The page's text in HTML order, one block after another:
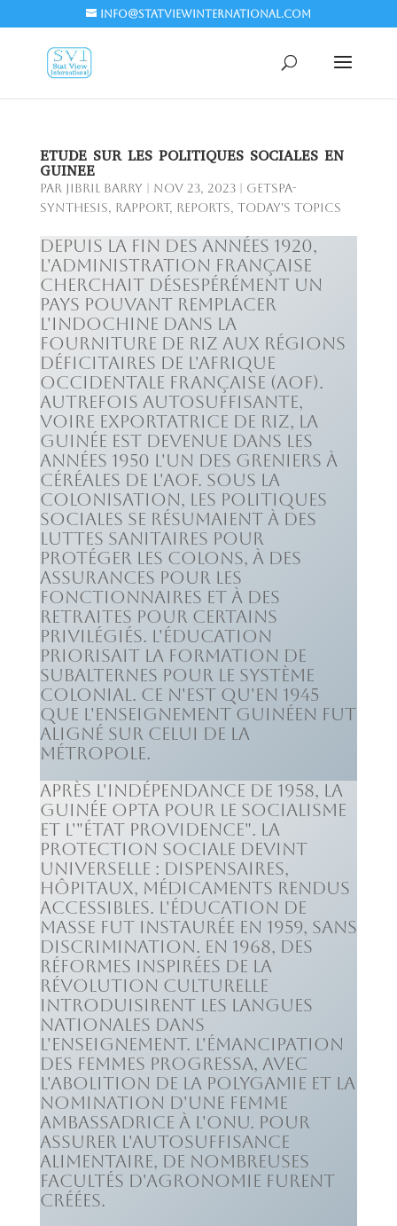
info@statviewinternational.com
ETUDE SUR LES POLITIQUES SOCIALES EN
GUINEE
par Jibril BARRY Nov 23, 2023| GETSPA-
SYNTHESIS, Rapport, Reports, Today's Topics
Depuis la fin des années 1920,
l'administration française
cherchait désespérément un
pays pouvant remplacer
l'Indochine dans la
fourniture de riz aux régions
déficitaires de l'Afrique
Occidentale Française (AOF).
Autrefois autosuffisante,
voire exportatrice de riz, la
Guinée est devenue dans les
années 1950 l'un des greniers à
céréales de l'AOF. Sous la
colonisation, les politiques
sociales se résumaient à des
luttes sanitaires pour
protéger les colons, à des
assurances pour les
fonctionnaires et à des
retraites pour certains
privilégiés. L'éducation
priorisait la formation de
subalternes pour le système
colonial. Ce n'est qu'en 1945
que l'enseignement guinéen fut
aligné sur celui de la
métropole.
Après l'indépendance de 1958, la
Guinée opta pour le socialisme
et l'"État providence". La
protection sociale devint
universelle : dispensaires,
hôpitaux, médicaments rendus
accessibles. L'éducation de
masse fut instaurée en 1959, sans
discrimination. En 1968, des
réformes inspirées de la
révolution culturelle
introduisirent les langues
nationales dans
l'enseignement. L'émancipation
des femmes progressa, avec
l'abolition de la polygamie et la
nomination d'une femme
ambassadrice à l'ONU. Pour
assurer l'autosuffisance
alimentaire, de nombreuses
facultés d'agronomie furent
créées.